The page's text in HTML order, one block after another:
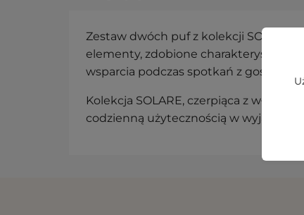
Zestaw dwóch puf z kolekcji SOLARE
elementy, zdobione
wsparcia podczas spotkań z gośćmi
Kolekcja SOLARE, czerpiąca z
codzienną użytecznością w